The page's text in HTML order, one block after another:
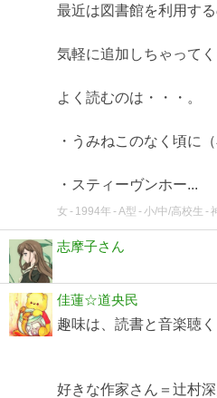
最近は図書館を利用す
気軽に追加しちゃってく
よく読むのは・・・。
・うみねこのなく頃に（
・スティーヴンホー...
女 1994年 A型 小/中/高校生
志摩子さん
佳蓮☆道央民
趣味は、読書と音楽聴
好きな作家さん＝辻村